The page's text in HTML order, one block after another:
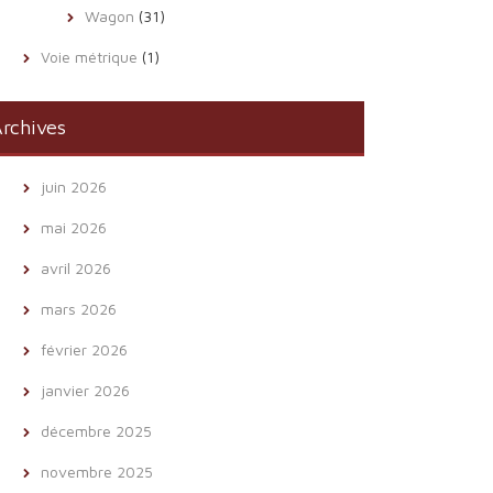
Wagon (31)
Voie métrique (1)
juin 2026
mai 2026
avril 2026
mars 2026
février 2026
janvier 2026
décembre 2025
novembre 2025